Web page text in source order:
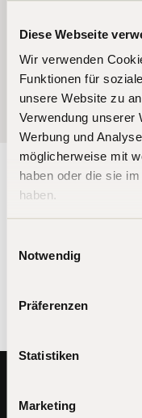
Diese Webseite
Wir verwenden
Funktionen für
unsere Website zu
Verwendung unserer
Werbung und
möglicherweise mit
haben oder die sie
haben.
Notwendig
Präferenzen
Statistiken
Marketing
in tomorrow's
Footer
BIT